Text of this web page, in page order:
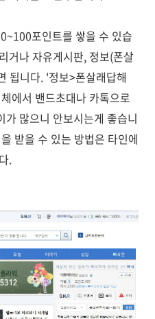
포인트를 쌓을 수 있습
거나 자유게시판, 정보(폰살
됩니다. '정보>폰살래답해
에서 밴드초대나 카톡으로
많으니 안보시는게 좋습니
받을 수 있는 방법은 타인에
.